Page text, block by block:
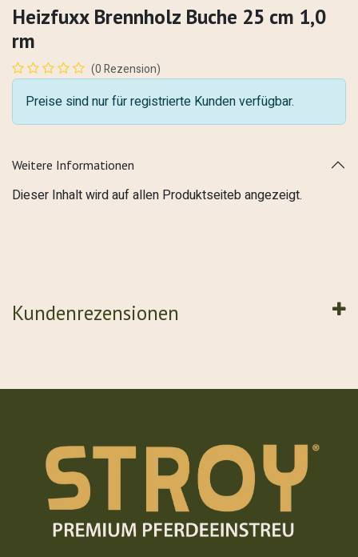
Heizfuxx Brennholz Buche 25 cm 1,0
rm
(0 Rezension)
Preise sind nur für registrierte Kunden verfügbar.
Weitere Informationen
Dieser Inhalt wird auf allen Produktseiteb angezeigt.
Kundenrezensionen